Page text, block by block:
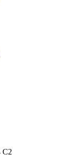
C2